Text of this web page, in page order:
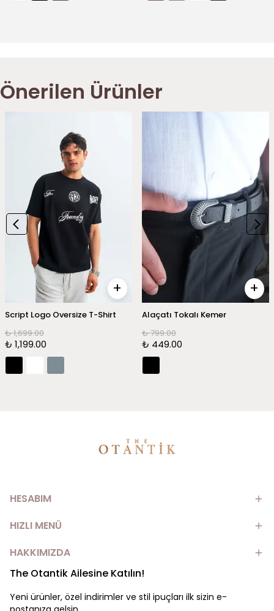
Önerilen Ürünler
Görünümü Satın Alın
Script Logo Oversize T-Shirt
₺ 1,699.00
₺ 1,199.00
Görünümü Satın Alın
Alaçatı Tokalı Kemer
₺ 799.00
₺ 449.00
HESABIM
HIZLI MENÜ
HAKKIMIZDA
The Otantik Ailesine Katılın!
Yeni ürünler, özel indirimler ve stil ipuçları ilk sizin e-